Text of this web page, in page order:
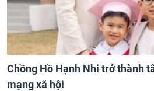
Chồng Hồ Hạnh Nhi trở thành
mạng xã hội